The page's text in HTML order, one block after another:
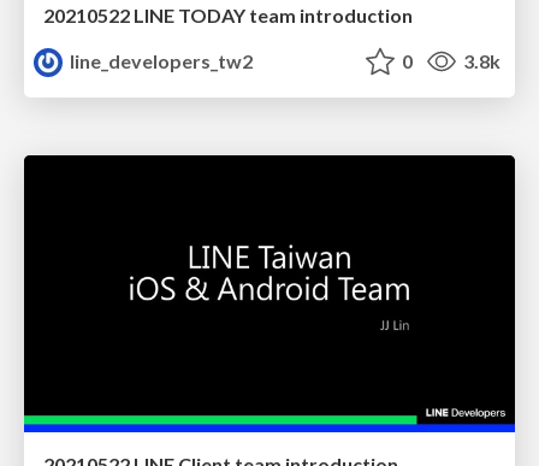
20210522 LINE TODAY team introduction
line_developers_tw2
0 3.8k